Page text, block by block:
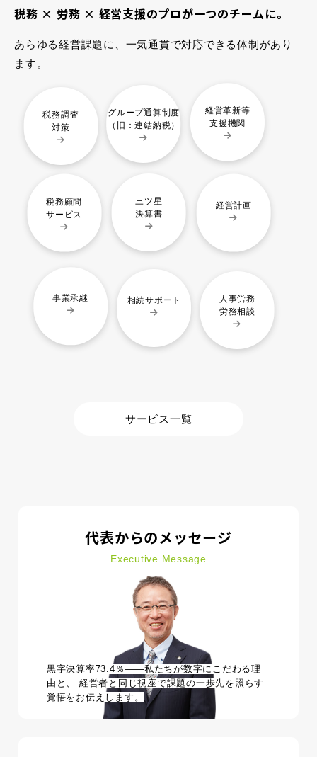
税務 × 労務 × 経営支援のプロが一つのチームに。
あらゆる経営課題に、一気通貫で対応できる体制があり
ます。
税務調査
対策
グループ通算制度
（旧：連結納税）
経営革新等
支援機関
税務顧問
サービス
三ツ星
決算書
経営計画
事業承継 相続サポート
人事労務
労務相談
サービス一覧
代表からのメッセージ
Executive Message
黒字決算率73.4％――私たちが数字にこだわる理
由と、
経営者と同じ視座で課題の一歩先を照らす
覚悟をお伝えします。